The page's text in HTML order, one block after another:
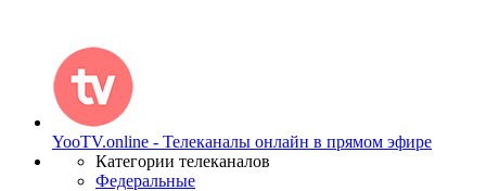
YooTV.online - Телеканалы онлайн в прямом эфире
Категории телеканалов
Федеральные